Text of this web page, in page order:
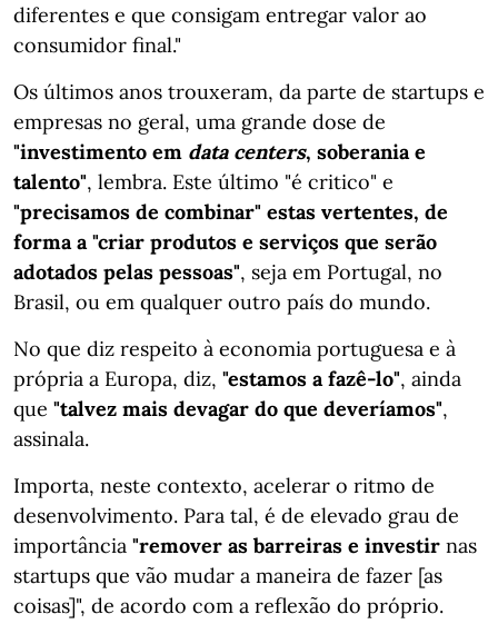
diferentes e que consigam entregar valor ao
consumidor final."
Os últimos anos trouxeram, da parte de startups e
empresas no geral, uma grande dose de
"investimento em data centers, soberania e
talento", lembra. Este último "é critico" e
"precisamos de combinar" estas vertentes, de
forma a "criar produtos e serviços que serão
adotados pelas pessoas", seja em Portugal, no
Brasil, ou em qualquer outro país do mundo.
No que diz respeito à economia portuguesa e à
própria a Europa, diz, "estamos a fazê-lo", ainda
que "talvez mais devagar do que deveríamos",
assinala.
Importa, neste contexto, acelerar o ritmo de
desenvolvimento. Para tal, é de elevado grau de
importância "remover as barreiras e investir nas
startups que vão mudar a maneira de fazer [as
coisas]", de acordo com a reflexão do próprio.